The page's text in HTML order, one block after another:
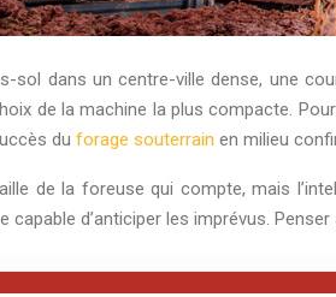
sol dans un centre-ville dense, une
de la machine la plus compacte.
du forage souterrain en milieu
de la foreuse qui compte, mais
capable d’anticiper les imprévus.